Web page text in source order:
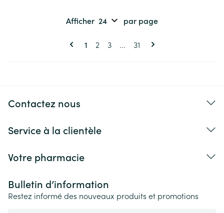
Vous lisez actuellement la page
1 Page
2 Page
3 ... Page
31
Afficher par page
Contactez nous
Service à la clientèle
Votre pharmacie
Bulletin d’information
Restez informé des nouveaux produits et promotions